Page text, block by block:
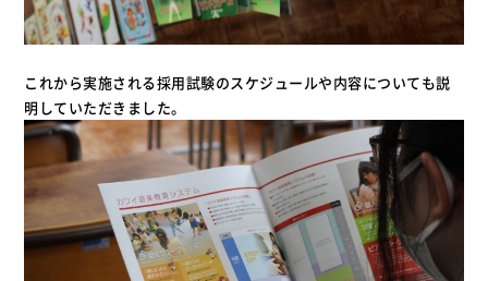
これから実施される採用試験のスケジュールや内容についても説
明していただきました。